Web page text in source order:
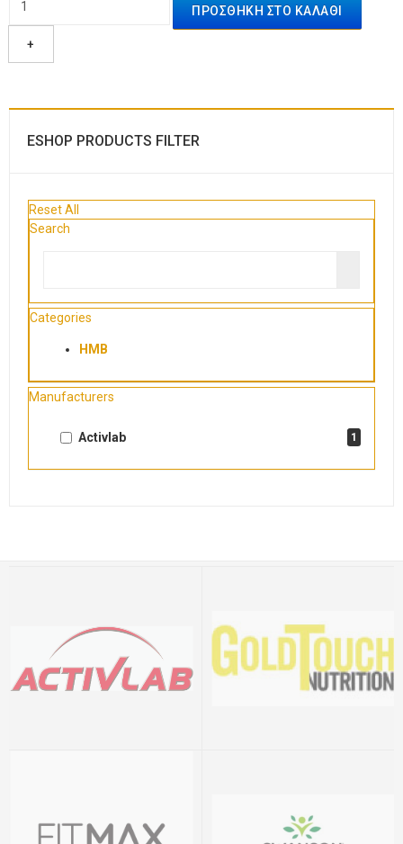
+
ESHOP PRODUCTS FILTER
Reset All
Search
Categories
HMB
Manufacturers
Activlab 1